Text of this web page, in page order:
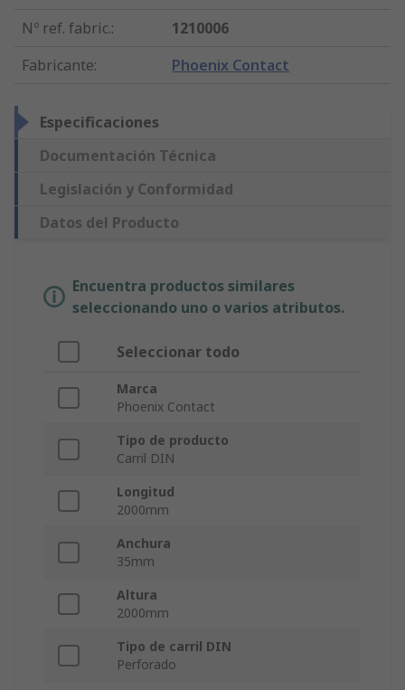
Nº ref. fabric.:
1210006
Fabricante: Phoenix Contact
Especificaciones
Documentación Técnica
Legislación y Conformidad
Datos del Producto
Encuentra productos similares
seleccionando uno o varios atributos.
Seleccionar todo
Marca
Phoenix Contact
Tipo de producto
Carril DIN
Longitud
2000mm
Anchura
35mm
Altura
2000mm
Tipo de carril DIN
Perforado